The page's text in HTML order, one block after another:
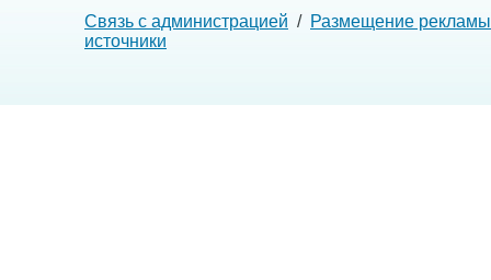
Связь с администрацией / Размещение рекламы
источники